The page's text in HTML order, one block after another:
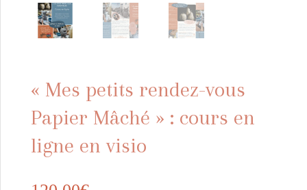
« Mes petits rendez-vous
Papier Mâché » : cours en
ligne en visio